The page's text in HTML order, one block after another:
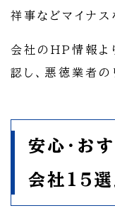
祥事などマイナス
会社のHP情報よ
認し、悪徳業者の
安心・お
会社15選